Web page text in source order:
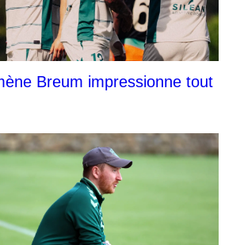
Breum impressionne tout